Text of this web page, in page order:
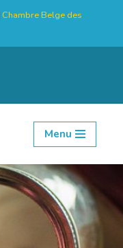
Chambre Belge des
Menu